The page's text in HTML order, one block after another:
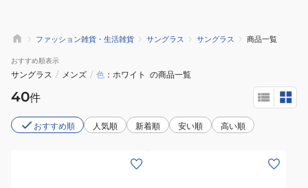
ファッション雑貨・生活雑貨 サングラス サングラス 商品一覧
おすすめ順表示
サングラス / メンズ / 色 ホワイト の商品一覧
40件
おすすめ順 人気順 新着順 安い順 高い順